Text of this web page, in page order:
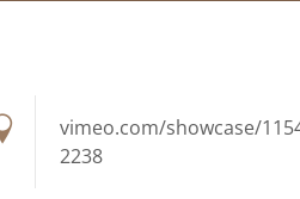
vimeo.com/showcase/
2238